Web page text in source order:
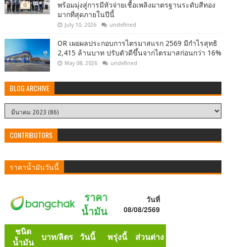
พร้อมมุ่งสู่การมีหัวจ่ายเชื้อเพลิงมาตรฐานระดับสีทอง
มากที่สุดภายในปีนี้
July 10, 2026 undefined
OR เผยผลประกอบการไตรมาสแรก 2569 มีกำไรสุทธิ
2,415 ล้านบาท ปรับตัวดีขึ้นจากไตรมาสก่อนกว่า 16%
May 08, 2026 undefined
BLOG ARCHIVE
CONTRIBUTORS
ราคาน้ำมันวันนี้